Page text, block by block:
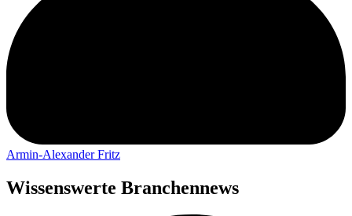
Armin-Alexander Fritz
Wissenswerte Branchennews